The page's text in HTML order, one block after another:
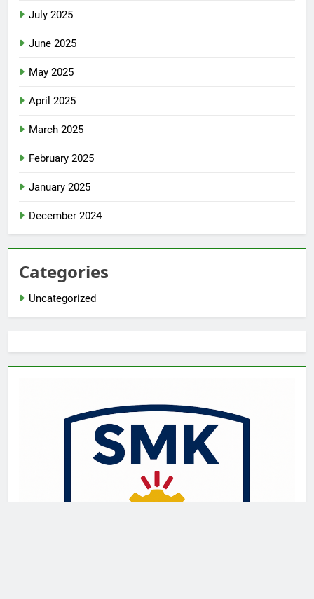
July 2025
June 2025
May 2025
April 2025
March 2025
February 2025
January 2025
December 2024
Categories
Uncategorized